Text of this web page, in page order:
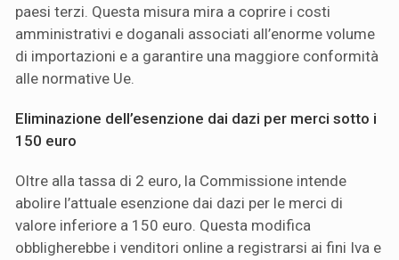
paesi terzi. Questa misura mira a coprire i costi
amministrativi e doganali associati all’enorme volume
di importazioni e a garantire una maggiore conformità
alle normative Ue.
Eliminazione dell’esenzione dai dazi per merci sotto i
150 euro
Oltre alla tassa di 2 euro, la Commissione intende
abolire l’attuale esenzione dai dazi per le merci di
valore inferiore a 150 euro. Questa modifica
obbligherebbe i venditori online a registrarsi ai fini Iva e